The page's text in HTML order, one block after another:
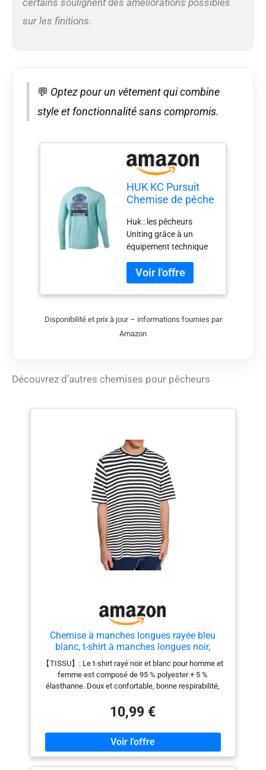
sur les finitions.
💬 Optez pour un vêtement qui combine
style et fonctionnalité sans compromis.
HUK KC Pursuit
Chemise de pêche
longues pour
homme Protection
solaire Grand
camion Verre de
plage XXL
Huk : les pêcheurs
Uniting grâce à un
équipement technique
votre passion et votre
poursuite peu importe
quand et comment
Disponibilité et prix à jour – informations fournies par
Amazon
Découvrez d’autres chemises pour pêcheurs
Chemise à manches longues rayée bleu
blanc, t-shirt à manches longues noir,
chemises pour homme, chemise de pêcheur
pour homme, chemise à manches longues
pour homme, Rayures noires et blanches, M
【TISSU】: Le t-shirt rayé noir et blanc pour homme et
femme est composé de 95 % polyester + 5 %
élasthanne. Doux et confortable, bonne respirabilité,
【SCHNITT】: Le t-shirt marin pour homme et femme
a un col rond et un design classique. Coupe
décontractée, ajustement flexible. 【EXQUISITE
VERABEITUNG】: Le t-shirt marin pour homme et
femme a un design classique à rayures noires et
blanches. Coupures propres, rayures claires et finition
10,99 €